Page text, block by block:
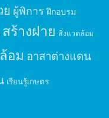
ย ผู้พิการ ฝึกอบรม
สร้างฝาย สิ่งแวดล้อม
อม อาสาต่างแดน
เรียนรู้เกษตร